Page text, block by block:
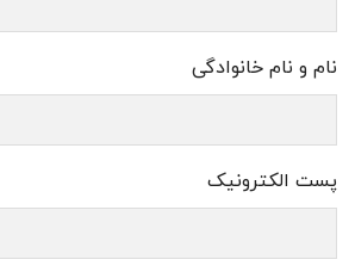
نام و نام خانوادگی
پست الکترونیک